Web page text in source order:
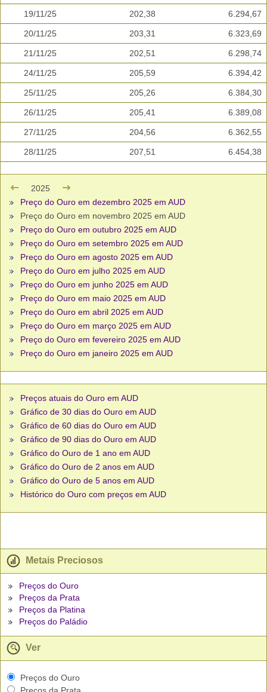
19/11/25 202,38 6.294,67
20/11/25 203,31 6.323,69
21/11/25 202,51 6.298,74
24/11/25 205,59 6.394,42
25/11/25 205,26 6.384,30
26/11/25 205,41 6.389,08
27/11/25 204,56 6.362,55
28/11/25 207,51 6.454,38
2025
Preço do Ouro em dezembro 2025 em AUD
Preço do Ouro em novembro 2025 em AUD
Preço do Ouro em outubro 2025 em AUD
Preço do Ouro em setembro 2025 em AUD
Preço do Ouro em agosto 2025 em AUD
Preço do Ouro em julho 2025 em AUD
Preço do Ouro em junho 2025 em AUD
Preço do Ouro em maio 2025 em AUD
Preço do Ouro em abril 2025 em AUD
Preço do Ouro em março 2025 em AUD
Preço do Ouro em fevereiro 2025 em AUD
Preço do Ouro em janeiro 2025 em AUD
Preços atuais do Ouro em AUD
Gráfico de 30 dias do Ouro em AUD
Gráfico de 60 dias do Ouro em AUD
Gráfico de 90 dias do Ouro em AUD
Gráfico do Ouro de 1 ano em AUD
Gráfico do Ouro de 2 anos em AUD
Gráfico do Ouro de 5 anos em AUD
Histórico do Ouro com preços em AUD
Metais Preciosos
Preços do Ouro
Preços da Prata
Preços da Platina
Preços do Paládio
Ver
Preços do Ouro